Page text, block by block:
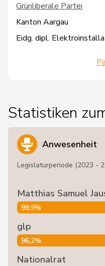
Grünliberale Partei
Kanton Aargau
Eidg. dipl.
Statistiken
Anwesenheit
Legislaturperiode (2023 -
Matthias Samuel
99,9%
glp
96,2%
Nationalrat